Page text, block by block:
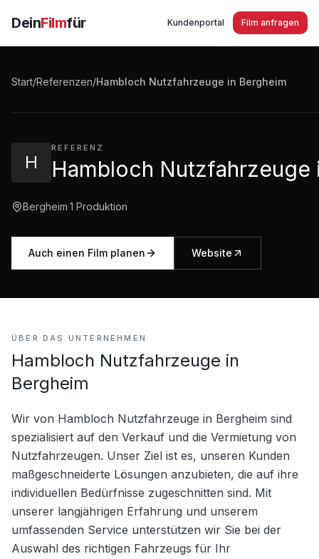
DeinFilmfür Kundenportal Film anfragen
Start/Referenzen/Hambloch Nutzfahrzeuge in Bergheim
H
REFERENZ
Hambloch Nutzfahrzeuge
Bergheim·1 Produktion
Auch einen Film planen Website
Hambloch Nutzfahrzeuge in Bergheim
ÜBER DAS UNTERNEHMEN
Hambloch Nutzfahrzeuge in
Bergheim
Wir von Hambloch Nutzfahrzeuge in Bergheim sind
spezialisiert auf den Verkauf und die Vermietung von
Nutzfahrzeugen. Unser Ziel ist es, unseren Kunden
maßgeschneiderte Lösungen anzubieten, die auf ihre
individuellen Bedürfnisse zugeschnitten sind. Mit
unserer langjährigen Erfahrung und unserem
umfassenden Service unterstützen wir Sie bei der
Auswahl des richtigen Fahrzeugs für Ihr